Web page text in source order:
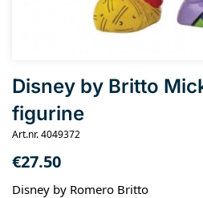
Disney by Britto
figurine
Art.nr. 4049372
€27.50
Disney by Romero Britto